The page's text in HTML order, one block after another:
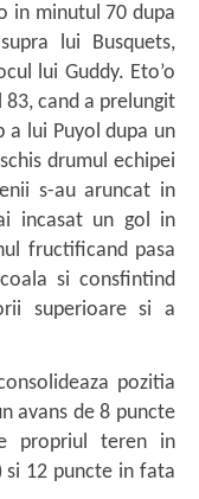
in minutul 70 dupa
lui Busquets,
lui Guddy. Eto’o
83, cand a prelungit
lui Puyol dupa un
drumul echipei
s-au aruncat in
incasat un gol in
fructificand pasa
si consfintind
superioare si a
pozitia
avans de 8 puncte
propriul teren in
si 12 puncte in fata